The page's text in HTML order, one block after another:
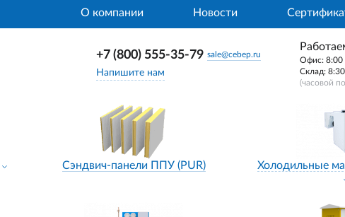
О компании Новости
+7 (800) 555-35-79 sale@cebep.ru
Напишите нам
Офис: 8:00
Склад:
(часовой
Сэндвич-панели ППУ (PUR) Холодильные